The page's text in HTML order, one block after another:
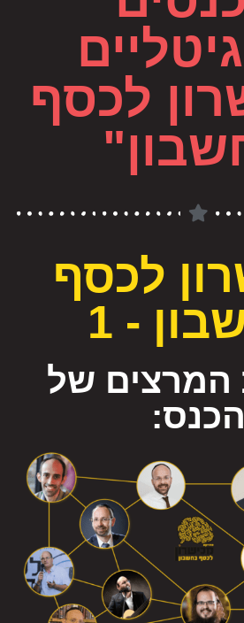
לכסף
לכסף
- 1
המרצים של
הכנס: